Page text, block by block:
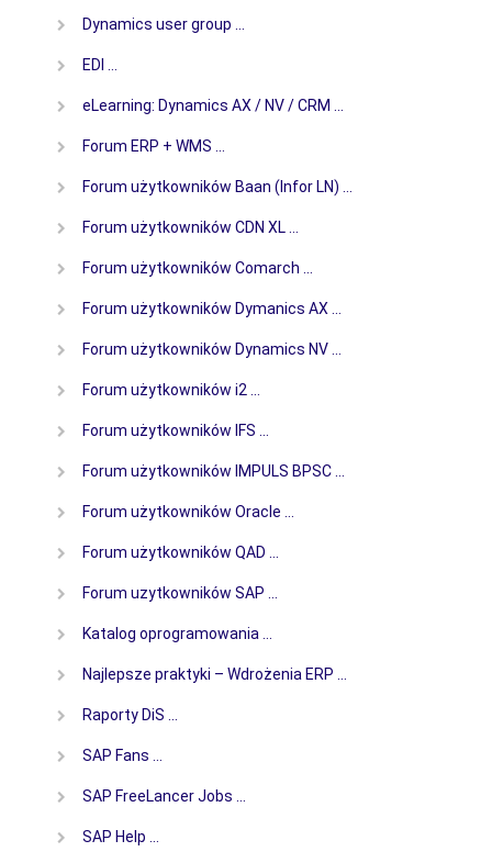
Dynamics user group …
EDI …
eLearning: Dynamics AX / NV / CRM …
Forum ERP + WMS …
Forum użytkowników Baan (Infor LN) …
Forum użytkowników CDN XL …
Forum użytkowników Comarch …
Forum użytkowników Dymanics AX …
Forum użytkowników Dynamics NV …
Forum użytkowników i2 …
Forum użytkowników IFS …
Forum użytkowników IMPULS BPSC …
Forum użytkowników Oracle …
Forum użytkowników QAD …
Forum uzytkowników SAP …
Katalog oprogramowania …
Najlepsze praktyki – Wdrożenia ERP …
Raporty DiS …
SAP Fans …
SAP FreeLancer Jobs …
SAP Help …